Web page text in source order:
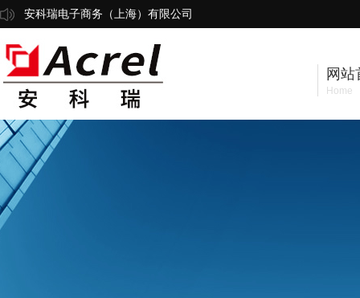
安科瑞电子商务（上海）有限公司
网站
Home